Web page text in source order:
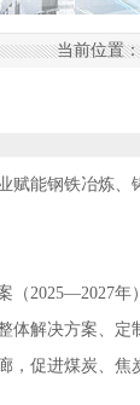
当前位置：
赋能钢铁冶炼、
（2025—2027年
体解决方案、定
，促进煤炭、焦